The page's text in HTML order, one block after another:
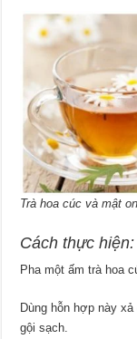
Trà hoa cúc và mật
Cách thực hiện:
Pha một ấm trà hoa
Dùng hỗn hợp này
gội sạch.